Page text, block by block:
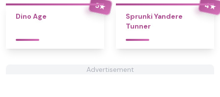
5★
Dino Age
4★
Sprunki Yandere
Tunner
Advertisement